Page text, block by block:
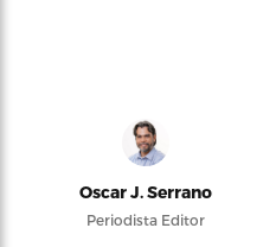
Oscar J. Serrano
Periodista Editor